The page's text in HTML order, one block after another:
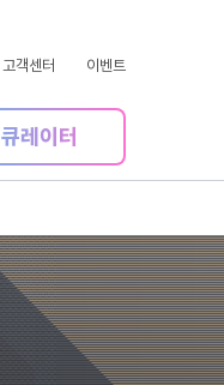
고객센터 이벤트
레이터